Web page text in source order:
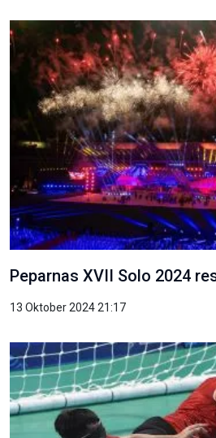
Peparnas XVII Solo 2024
13 Oktober 2024 21:17